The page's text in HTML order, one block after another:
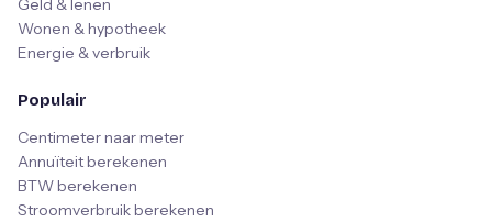
Geld & lenen
Wonen & hypotheek
Energie & verbruik
Populair
Centimeter naar meter
Annuïteit berekenen
BTW berekenen
Stroomverbruik berekenen